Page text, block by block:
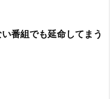
番組でも延命してまう